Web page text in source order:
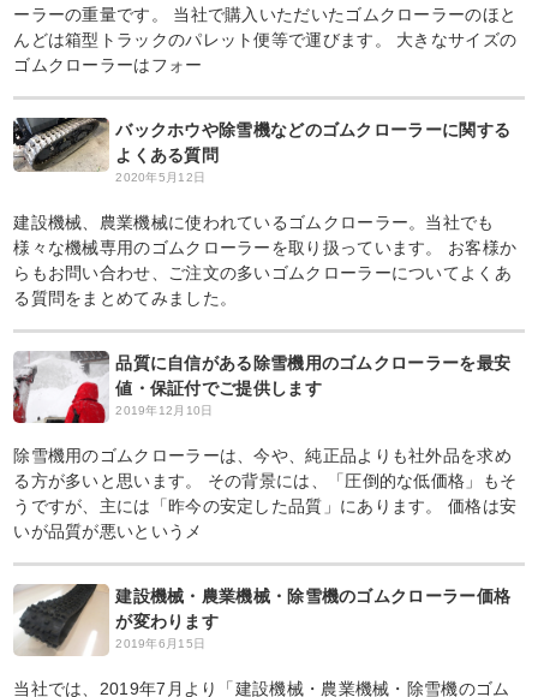
ーラーの重量です。 当社で購入いただいたゴムクローラーのほと
んどは箱型トラックのパレット便等で運びます。 大きなサイズの
ゴムクローラーはフォー
バックホウや除雪機などのゴムクローラーに関する
よくある質問
2020年5月12日
建設機械、農業機械に使われているゴムクローラー。当社でも
様々な機械専用のゴムクローラーを取り扱っています。 お客様か
らもお問い合わせ、ご注文の多いゴムクローラーについてよくあ
る質問をまとめてみました。
品質に自信がある除雪機用のゴムクローラーを最安
値・保証付でご提供します
2019年12月10日
除雪機用のゴムクローラーは、今や、純正品よりも社外品を求め
る方が多いと思います。 その背景には、「圧倒的な低価格」もそ
うですが、主には「昨今の安定した品質」にあります。 価格は安
いが品質が悪いというメ
建設機械・農業機械・除雪機のゴムクローラー価格
が変わります
2019年6月15日
当社では、2019年7月より「建設機械・農業機械・除雪機のゴム